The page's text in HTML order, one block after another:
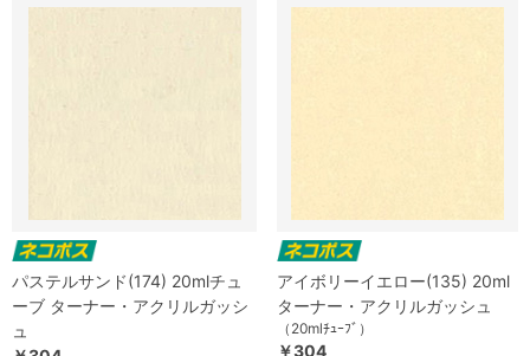
パステルサンド(174) 20mlチュ
ーブ ターナー・アクリルガッシ
ュ
アイボリーイエロー(135) 20ml
ターナー・アクリルガッシュ
（20mlﾁｭｰﾌﾞ）
￥304